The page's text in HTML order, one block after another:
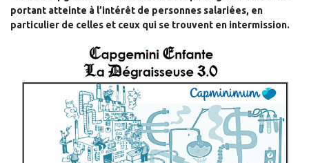
portant atteinte à l’intérêt de personnes salariées, en
particulier de celles et ceux qui se trouvent en intermission.